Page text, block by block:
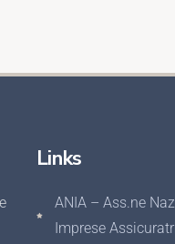
Links
ANIA – Ass.ne
Imprese